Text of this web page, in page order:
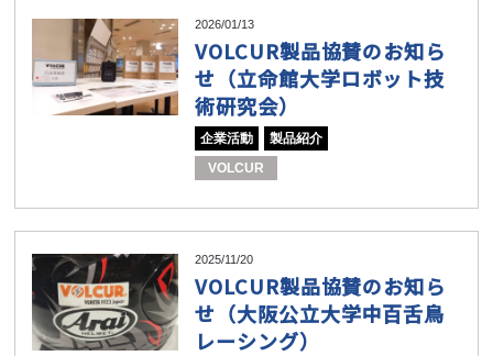
2026/01/13
VOLCUR製品協賛のお知ら
せ（立命館大学ロボット技
術研究会）
企業活動
製品紹介
VOLCUR
2025/11/20
VOLCUR製品協賛のお知ら
せ（大阪公立大学中百舌鳥
レーシング）